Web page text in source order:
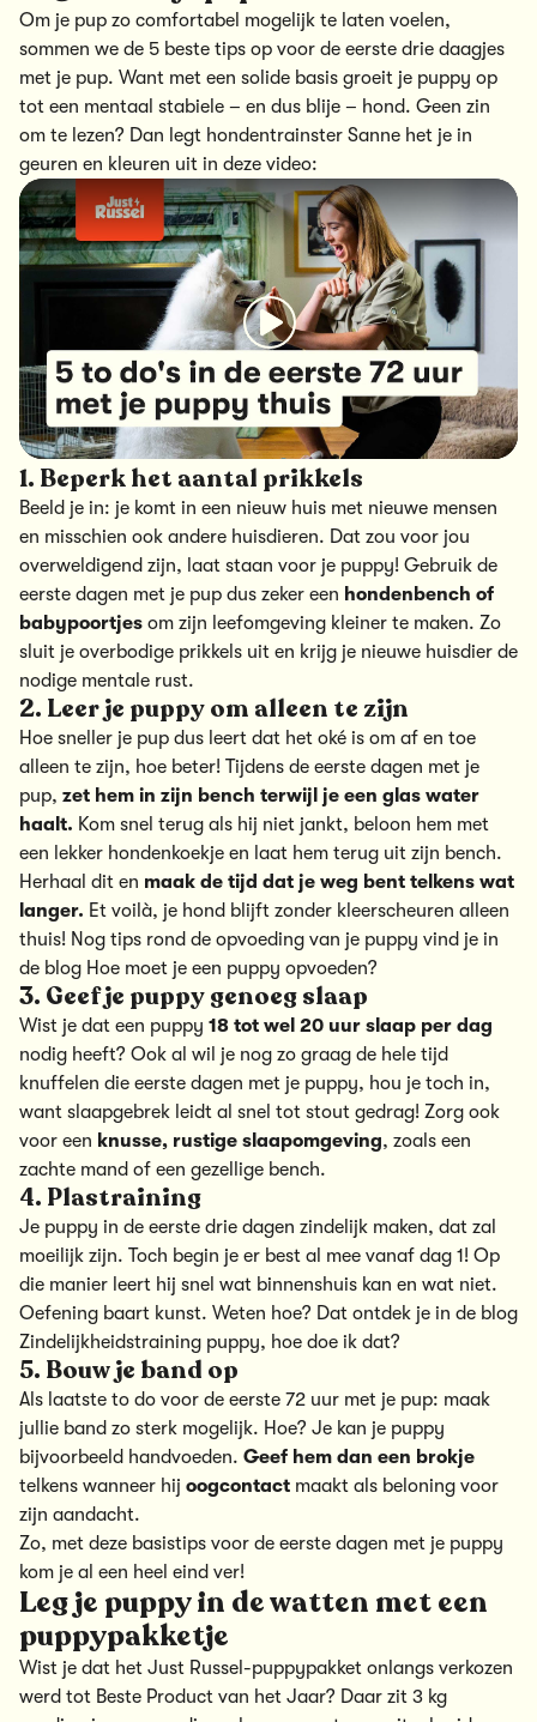
Om je pup zo comfortabel mogelijk te laten voelen,
sommen we de 5 beste tips op voor de eerste drie daagjes
met je pup. Want met een solide basis groeit je puppy op
tot een mentaal stabiele – en dus blije – hond. Geen zin
om te lezen? Dan legt hondentrainster Sanne het je in
geuren en kleuren uit in deze video:
1. Beperk het aantal prikkels
Beeld je in: je komt in een nieuw huis met nieuwe mensen
en misschien ook andere huisdieren. Dat zou voor jou
overweldigend zijn, laat staan voor je puppy! Gebruik de
eerste dagen met je pup dus zeker een hondenbench of
babypoortjes om zijn leefomgeving kleiner te maken. Zo
sluit je overbodige prikkels uit en krijg je nieuwe huisdier de
nodige mentale rust.
2. Leer je puppy om alleen te zijn
Hoe sneller je pup dus leert dat het oké is om af en toe
alleen te zijn, hoe beter! Tijdens de eerste dagen met je
pup, zet hem in zijn bench terwijl je een glas water
haalt. Kom snel terug als hij niet jankt, beloon hem met
een lekker hondenkoekje en laat hem terug uit zijn bench.
Herhaal dit en maak de tijd dat je weg bent telkens wat
langer. Et voilà, je hond blijft zonder kleerscheuren alleen
thuis! Nog tips rond de opvoeding van je puppy vind je in
de blog Hoe moet je een puppy opvoeden?
3. Geef je puppy genoeg slaap
Wist je dat een puppy 18 tot wel 20 uur slaap per dag
nodig heeft? Ook al wil je nog zo graag de hele tijd
knuffelen die eerste dagen met je puppy, hou je toch in,
want slaapgebrek leidt al snel tot stout gedrag! Zorg ook
voor een knusse, rustige slaapomgeving, zoals een
zachte mand of een gezellige bench.
4. Plastraining
Je puppy in de eerste drie dagen zindelijk maken, dat zal
moeilijk zijn. Toch begin je er best al mee vanaf dag 1! Op
die manier leert hij snel wat binnenshuis kan en wat niet.
Oefening baart kunst. Weten hoe? Dat ontdek je in de blog
Zindelijkheidstraining puppy, hoe doe ik dat?
5. Bouw je band op
Als laatste to do voor de eerste 72 uur met je pup: maak
jullie band zo sterk mogelijk. Hoe? Je kan je puppy
bijvoorbeeld handvoeden. Geef hem dan een brokje
telkens wanneer hij oogcontact maakt als beloning voor
zijn aandacht.
Zo, met deze basistips voor de eerste dagen met je puppy
kom je al een heel eind ver!
Leg je puppy in de watten met een
puppypakketje
Wist je dat het Just Russel-puppypakket onlangs verkozen
werd tot Beste Product van het Jaar? Daar zit 3 kg